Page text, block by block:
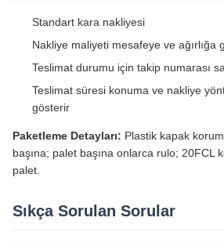
Standart kara nakliyesi
Nakliye maliyeti mesafeye ve ağırlığa
Teslimat durumu için takip numarası
Teslimat süresi konuma ve nakliye
gösterir
Paketleme Detayları: Plastik kapak
başına; palet başına onlarca rulo; 20FCL
palet.
Sıkça Sorulan Sorular